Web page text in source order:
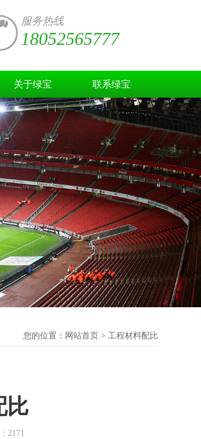
服务热线
18052565777
关于绿宝 联系绿宝
您的位置： 网站首页 > 工程材料配比
比
2171